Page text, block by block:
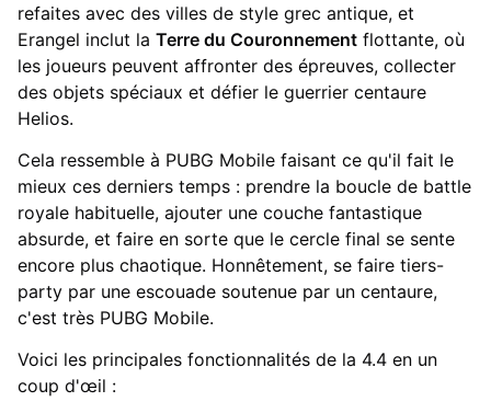
refaites avec des villes de style grec antique, et
Erangel inclut la Terre du Couronnement flottante, où
les joueurs peuvent affronter des épreuves, collecter
des objets spéciaux et défier le guerrier centaure
Helios.
Cela ressemble à PUBG Mobile faisant ce qu'il fait le
mieux ces derniers temps : prendre la boucle de battle
royale habituelle, ajouter une couche fantastique
absurde, et faire en sorte que le cercle final se sente
encore plus chaotique. Honnêtement, se faire tiers-
party par une escouade soutenue par un centaure,
c'est très PUBG Mobile.
Voici les principales fonctionnalités de la 4.4 en un
coup d'œil :